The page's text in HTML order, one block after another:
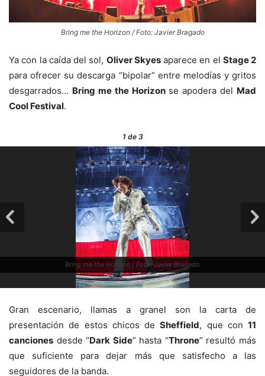
Bring me the Horizon / Foto: Javier Bragado
Ya con la caída del sol, Oliver Skyesaparece en el Stage 2
para ofrecer su descarga “bipolar” entre melodías y gritos
desgarrados… Bring me the Horizonse apodera del Mad
Cool Festival.
1de 3
Bring me the Horizon / Foto: Javier Bragado
Gran escenario, llamas a granel son la carta de
presentación de estos chicos deSheffield, que con 11
canciones desde “Dark Side” hasta “Throne” resultó más
que suficiente para dejar más que satisfecho a las
seguidores de la banda.